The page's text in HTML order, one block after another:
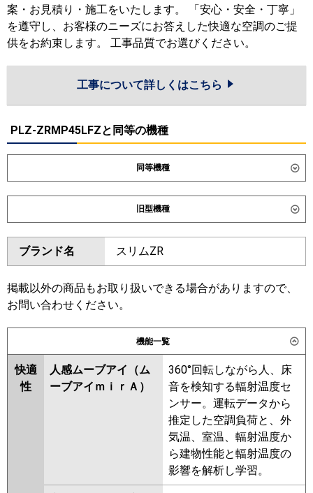
案・お見積り・施工をいたします。 「安心・安全・丁寧」
を遵守し、お客様のニーズにお答えした快適な空調のご提
供をお約束します。 工事品質でお選びください。
工事について詳しくはこちら
PLZ-ZRMP45LFZと同等の機種
同等機種
ダイキン SSRG45DT SSRG45DNT
東芝 GWXA04513XU GWXA04513MUB
三菱電機 PLZ-ZRMP45L6
ZRMP45LF6
日立 RCID-GP45RGH8
三菱重工 FDTWZ456H6S FDTWZ456H6S-
パナソニック
旧型機種
ダイキン SSRG45CT SSRG45CNT
SSRG45BYT
SSRG45BJT SSRG45BJNT
SSRG45BFNT SSRG45BFT
SSRG45BCT
東芝 RWXA04533MUB RWXA04533MU
RWXA04533XU
三菱電機 PLZ-ZRMP45L5 PLZ-ZRMP45LF5
PLZ-ZRMP45L4 PLZ-ZRMP45LF4
PLZ-ZRMP45LF3 PLZ-ZRMP45L3
PLZ-ZRMP45LF2 PLZ-ZRMP45L2
PLZ-ZRMP45LZ
PLZ-ZRMP45LFY
PLZ-ZRMP45LY PLZ-ZRMP45LFV
PLZ-ZRMP45LV PLZ-ZRMP45LFR
ブランド名 スリムZR
掲載以外の商品もお取り扱いできる場合がありますので、
お問い合わせください。
機能一覧
快適
性
人感ムーブアイ（ム
ーブアイｍｉｒＡ）
360°回転しながら人、床
音を検知する輻射温度セ
ンサー。運転データから
推定した空調負荷と、外
気温、室温、輻射温度か
ら建物性能と輻射温度の
影響を解析し学習。